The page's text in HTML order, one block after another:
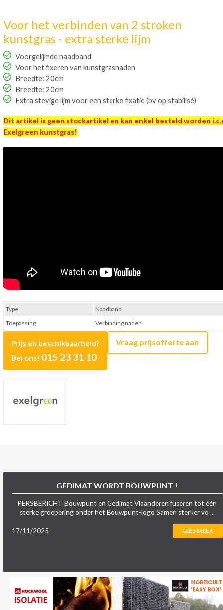
Voor het verbinden van 2 stroken
kunstgras - extra sterke lijm
Voorgelijmde naadband
Voor het fixeren van kunstgrasnaden
Breedte: 20cm
Breedte: 20cm
Extra stevige lijm voor een sterke fixatie (bv op stabilisé)
Dit artikel is geen stockartikel en kan enkel besteld worden
Exelgreen kunstgras!
Prijs en beschikbaarheid?
Bel ons! 015 23 31 10
Vraag prijsofferte aan
Type
Naadband
Toepassing
Verbinding naden
GEDIMAT WORDT BOUWPUNT !
PERSBERICHT Bouwpunt en Gedimat Vlaanderen fuseren tot één
sterke groepering onder het Bouwpunt-logo Samen sterker vo ...
17/11/2025 LEES MEER